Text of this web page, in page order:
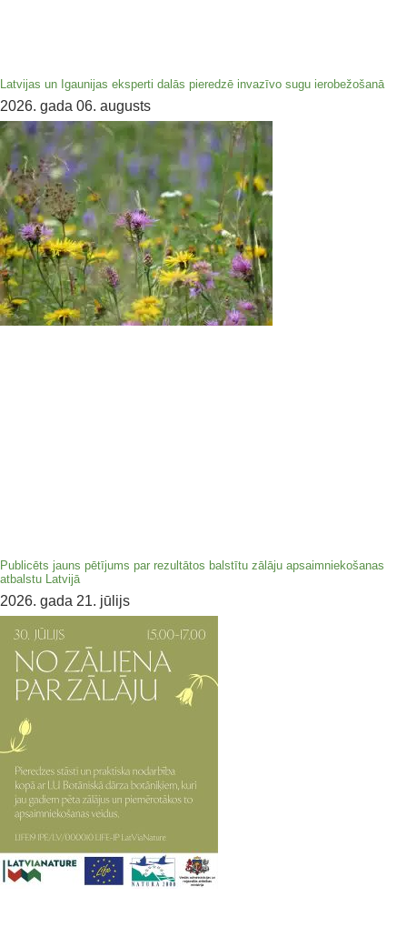
Latvijas un Igaunijas eksperti dalās pieredzē invazīvo sugu ierobežošanā
2026. gada 06. augusts
Publicēts jauns pētījums par rezultātos balstītu zālāju apsaimniekošanas
atbalstu Latvijā
2026. gada 21. jūlijs